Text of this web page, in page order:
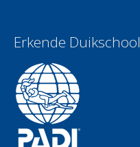
Erkende Duikschool